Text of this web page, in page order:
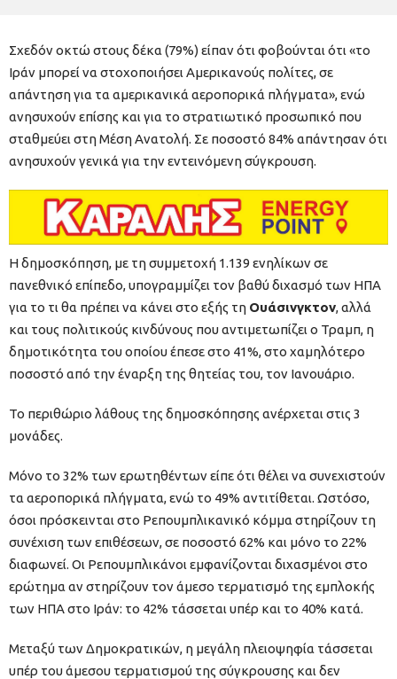
Σχεδόν οκτώ στους δέκα (79%) είπαν ότι φοβούνται ότι «το
Ιράν μπορεί να στοχοποιήσει Αμερικανούς πολίτες, σε
απάντηση για τα αμερικανικά αεροπορικά πλήγματα», ενώ
ανησυχούν επίσης και για το στρατιωτικό προσωπικό που
σταθμεύει στη Μέση Ανατολή. Σε ποσοστό 84% απάντησαν ότι
ανησυχούν γενικά για την εντεινόμενη σύγκρουση.
Η δημοσκόπηση, με τη συμμετοχή 1.139 ενηλίκων σε
πανεθνικό επίπεδο, υπογραμμίζει τον βαθύ διχασμό των ΗΠΑ
για το τι θα πρέπει να κάνει στο εξής τη Ουάσινγκτον, αλλά
και τους πολιτικούς κινδύνους που αντιμετωπίζει ο Τραμπ, η
δημοτικότητα του οποίου έπεσε στο 41%, στο χαμηλότερο
ποσοστό από την έναρξη της θητείας του, τον Ιανουάριο.
Το περιθώριο λάθους της δημοσκόπησης ανέρχεται στις 3
μονάδες.
Μόνο το 32% των ερωτηθέντων είπε ότι θέλει να συνεχιστούν
τα αεροπορικά πλήγματα, ενώ το 49% αντιτίθεται. Ωστόσο,
όσοι πρόσκεινται στο Ρεπουμπλικανικό κόμμα στηρίζουν τη
συνέχιση των επιθέσεων, σε ποσοστό 62% και μόνο το 22%
διαφωνεί. Οι Ρεπουμπλικάνοι εμφανίζονται διχασμένοι στο
ερώτημα αν στηρίζουν τον άμεσο τερματισμό της εμπλοκής
των ΗΠΑ στο Ιράν: το 42% τάσσεται υπέρ και το 40% κατά.
Μεταξύ των Δημοκρατικών, η μεγάλη πλειοψηφία τάσσεται
υπέρ του άμεσου τερματισμού της σύγκρουσης και δεν